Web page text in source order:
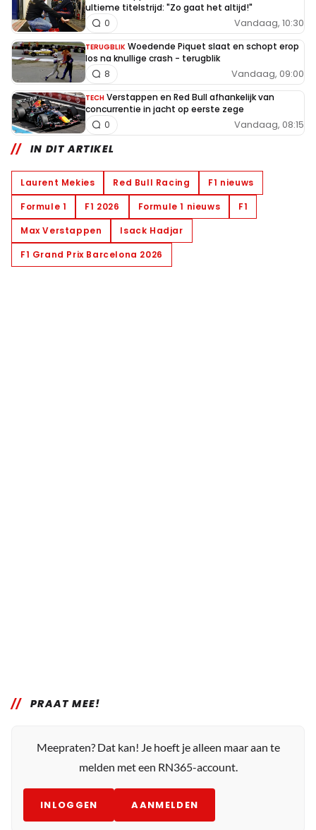
ultieme titelstrijd: "Zo gaat het altijd!"
Vandaag, 10:30
0
TERUGBLIK Woedende Piquet slaat en schopt erop
los na knullige crash - terugblik
Vandaag, 09:00
8
TECH Verstappen en Red Bull afhankelijk van
concurrentie in jacht op eerste zege
Vandaag, 08:15
0
IN DIT ARTIKEL
Laurent Mekies Red Bull Racing
F1 nieuws
Formule 1
F1 2026 Formule 1 nieuws
F1
Max Verstappen
Isack Hadjar
F1 Grand Prix Barcelona 2026
PRAAT MEE!
Meepraten? Dat kan! Je hoeft je alleen maar aan te
melden met een RN365-account.
INLOGGEN AANMELDEN